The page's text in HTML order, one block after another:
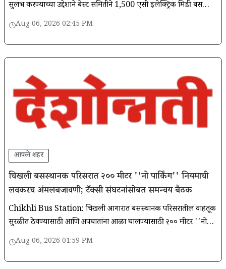
सुलभ करण्याच्या उद्देशाने बेस्ट समितीने 1,500 एसी इलेक्ट्रिक मिडी बस
खरेदीला मंजुरी दिली आहे.
Aug 06, 2026 02:45 PM
आपले शहर
चिखली बसस्थानक परिसरात २०० मीटर ''नो पार्किंग'' नियमाची
लवकरच अंमलबजावणी; टॅक्सी संघटनांसोबत समन्वय बैठक
Chikhli Bus Station: चिखली आगारात बसस्थानक परिसरातील वाहतूक
सुरळीत ठेवण्यासाठी आणि अपघातांना आळा घालण्यासाठी २०० मीटर ''नो
पार्किंग'' झोनच्या अंमलबजावणीसंदर्भात टॅक्सी संघटनेचे प्रतिनिधी व एसटी
महामंडळ
Aug 06, 2026 01:59 PM